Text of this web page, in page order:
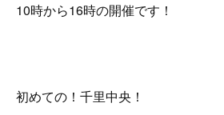
10時から16時の開催です！
初めての！千里中央！